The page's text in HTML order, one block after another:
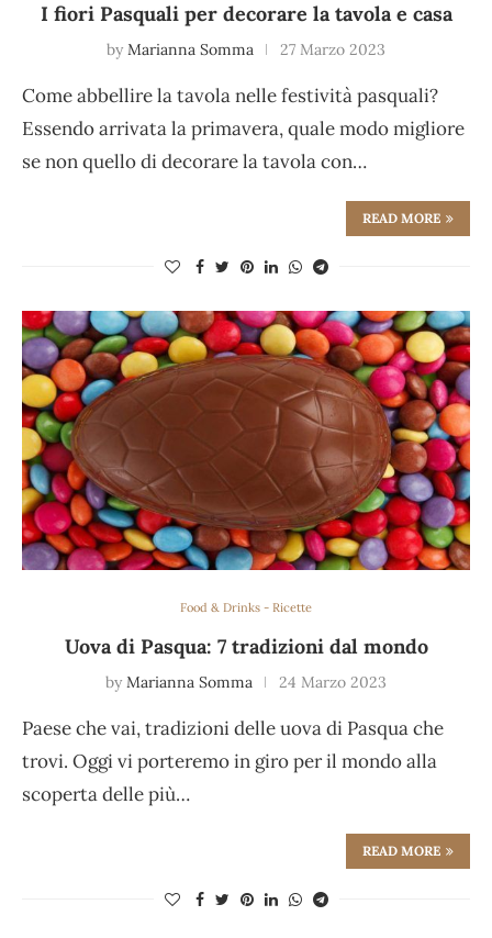
I fiori Pasquali per decorare la tavola e casa
by Marianna Somma 27 Marzo 2023
Come abbellire la tavola nelle festività pasquali?
Essendo arrivata la primavera, quale modo migliore
se non quello di decorare la tavola con…
READ MORE
Food & Drinks - Ricette
Uova di Pasqua: 7 tradizioni dal mondo
by Marianna Somma 24 Marzo 2023
Paese che vai, tradizioni delle uova di Pasqua che
trovi. Oggi vi porteremo in giro per il mondo alla
scoperta delle più…
READ MORE